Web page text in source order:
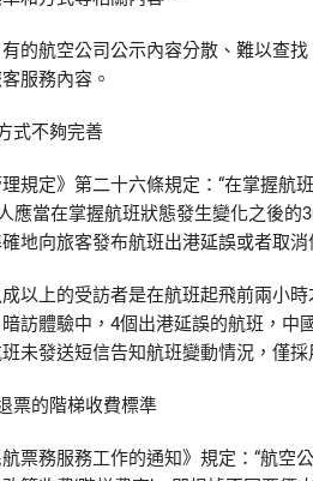
航空公司公示內容分散、難以查找
服務內容。
不夠完善
定》第二十六條規定：“在掌握航
應當在掌握航班狀態發生變化之後
地向旅客發布航班出港延誤或者取
上的受訪者是在航班起飛前兩小時
訪體驗中，4個出港延誤的航班，
未發送短信告知航班變動情況，僅
的階梯收費標準
務服務工作的通知》規定：“航空